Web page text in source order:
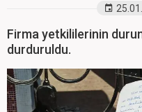
Firma yetkililerinin
durduruldu.